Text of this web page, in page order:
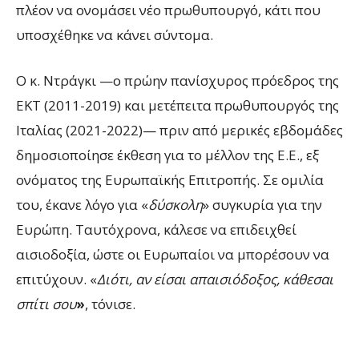
πλέον να ονομάσει νέο πρωθυπουργό, κάτι που
υποσχέθηκε να κάνει σύντομα.
Ο κ. Ντράγκι —ο πρώην πανίσχυρος πρόεδρος της
ΕΚΤ (2011-2019) και μετέπειτα πρωθυπουργός της
Ιταλίας (2021-2022)— πριν από μερικές εβδομάδες
δημοσιοποίησε έκθεση για το μέλλον της Ε.Ε., εξ
ονόματος της Ευρωπαϊκής Επιτροπής. Σε ομιλία
του, έκανε λόγο για «δύσκολη» συγκυρία για την
Ευρώπη. Ταυτόχρονα, κάλεσε να επιδειχθεί
αισιοδοξία, ώστε οι Ευρωπαίοι να μπορέσουν να
επιτύχουν. «Διότι, αν είσαι απαισιόδοξος, κάθεσαι
σπίτι σου», τόνισε.